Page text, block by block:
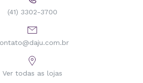
(41) 3302-3700
Ver todas as lojas